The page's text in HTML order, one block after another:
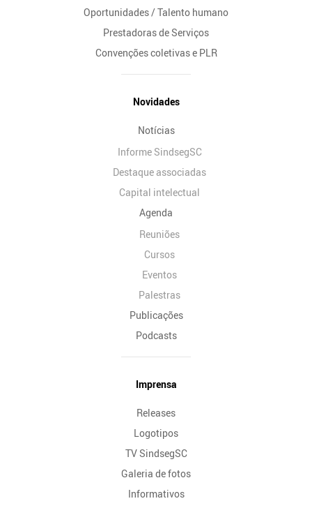
Oportunidades / Talento humano
Prestadoras de Serviços
Convenções coletivas e PLR
Novidades
Notícias
Informe SindsegSC
Destaque associadas
Capital intelectual
Agenda
Reuniões
Cursos
Eventos
Palestras
Publicações
Podcasts
Imprensa
Releases
Logotipos
TV SindsegSC
Galeria de fotos
Informativos